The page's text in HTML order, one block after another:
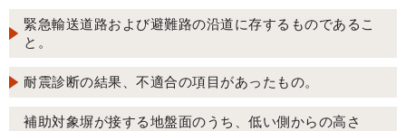
緊急輸送道路および避難路の沿道に存するものであるこ
と。
耐震診断の結果、不適合の項目があったもの。
補助対象塀が接する地盤面のうち、低い側からの高さ